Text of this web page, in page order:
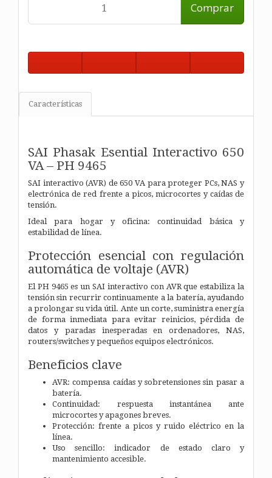
Comprar
Características
SAI Phasak Esential Interactivo 650
VA – PH 9465
SAI interactivo (AVR) de 650 VA para proteger PCs, NAS y
electrónica de red frente a picos, microcortes y caídas de
tensión.
Ideal para hogar y oficina: continuidad básica y
estabilidad de línea.
Protección esencial con regulación
automática de voltaje (AVR)
El PH 9465 es un SAI interactivo con AVR que estabiliza la
tensión sin recurrir continuamente a la batería, ayudando
a prolongar su vida útil. Ante un corte, suministra energía
de forma inmediata para evitar reinicios, pérdida de
datos y paradas inesperadas en ordenadores, NAS,
routers/switches y pequeños equipos electrónicos.
Beneficios clave
AVR: compensa caídas y sobretensiones sin pasar a
batería.
Continuidad: respuesta instantánea ante
microcortes y apagones breves.
Protección: frente a picos y ruido eléctrico en la
línea.
Uso sencillo: indicador de estado claro y
mantenimiento accesible.